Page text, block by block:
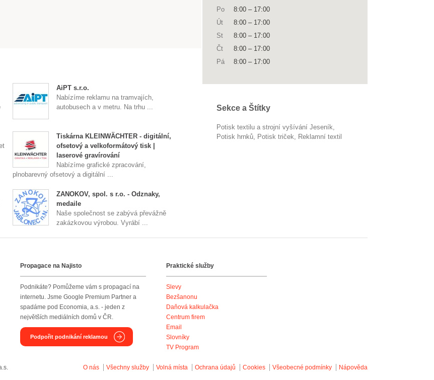
AiPT s.r.o.
Nabízíme reklamu na tramvajích,
autobusech a v metru. Na trhu ...
Tiskárna KLEINWÄCHTER - digitální,
ofsetový a velkoformátový tisk |
laserové gravírování
Nabízíme grafické zpracování,
plnobarevný ofsetový a digitální ...
ZANOKOV, spol. s r.o. - Odznaky,
medaile
Naše společnost se zabývá převážně
zakázkovou výrobou. Vyrábí ...
Po 8:00 – 17:00
Út
8:00 – 17:00
St
8:00 – 17:00
Čt
8:00 – 17:00
Pá
8:00 – 17:00
Sekce a Štítky
Potisk textilu a strojní vyšívání Jeseník
potisk hrnků
potisk triček reklamní textil
Agentura NajistoPropagace na Najisto
Podnikáte? Pomůžeme vám s propagací na
internetu. Jsme Google Premium Partner a
spadáme pod Economia, a.s. - jeden z
největších mediálních domů v ČR.
Podpořit podnikání reklamou
Praktické služby
Slevy
Bezšanonu
Daňová kalkulačka
Centrum firem
Email
Slovníky
TV Program
O nás Všechny služby Volná místa Ochrana údajů Cookies Všeobecné podmínky Nápověda